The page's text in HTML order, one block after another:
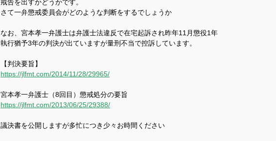
戒告を出すかどうかです。
さて一弁懲戒委員会がどのような判断をするでしょうか
なお、宮本孝一弁護士は弁護士法違反で在宅起訴され昨年11月懲役1年
執行猶予3年の判決が出ていますが量刑不当で控訴しています。
【判決要旨】
https://jlfmt.com/2014/11/28/29965/
宮本孝一弁護士（8回目）懲戒処分の要旨
https://jlfmt.com/2013/06/25/29388/
議決書を公開しますが多忙につき少々お時間ください